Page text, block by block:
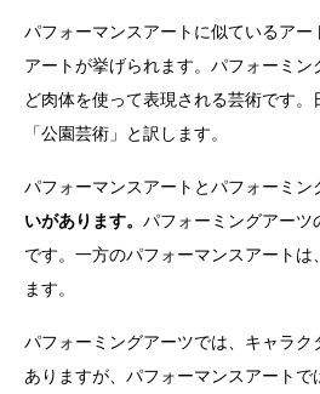
パフォーマンスアートに似ているア
アートが挙げられます。パフォーミ
ど肉体を使って表現される芸術です。
「公園芸術」と訳します。
パフォーマンスアートとパフォーミン
いがあります。 パフォーミングアーツ
です。一方のパフォーマンスアート
ます。
パフォーミングアーツでは、キャラ
ありますが、パフォーマンスアートで